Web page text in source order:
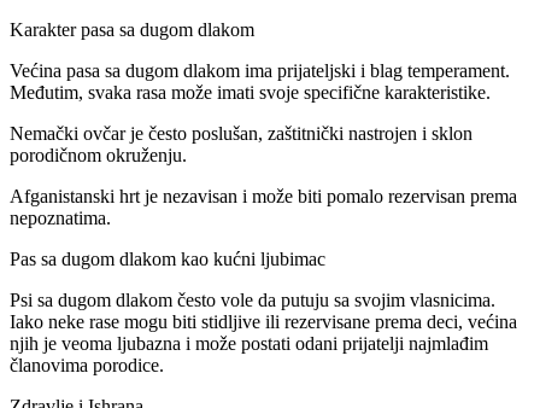
Karakter pasa sa dugom dlakom
Većina pasa sa dugom dlakom ima prijateljski i blag temperament.
Međutim, svaka rasa može imati svoje specifične karakteristike.
Nemački ovčar je često poslušan, zaštitnički nastrojen i sklon
porodičnom okruženju.
Afganistanski hrt je nezavisan i može biti pomalo rezervisan prema
nepoznatima.
Pas sa dugom dlakom kao kućni ljubimac
Psi sa dugom dlakom često vole da putuju sa svojim vlasnicima.
Iako neke rase mogu biti stidljive ili rezervisane prema deci, većina
njih je veoma ljubazna i može postati odani prijatelji najmlađim
članovima porodice.